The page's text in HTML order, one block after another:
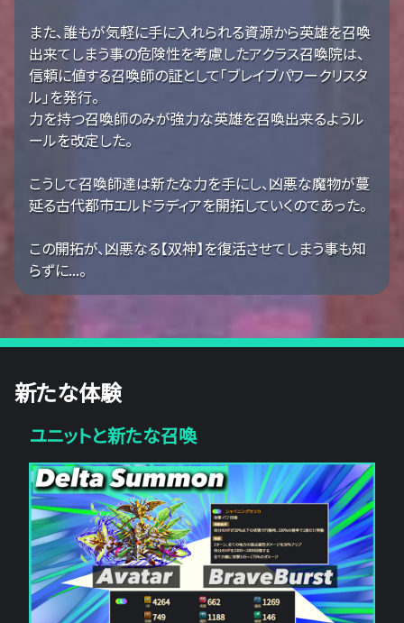
また、誰もが気軽に手に入れられる資源から英雄を召喚
出来てしまう事の危険性を考慮したアクラス召喚院は、
信頼に値する召喚師の証として「ブレイブパワークリスタ
ル」を発行。
力を持つ召喚師のみが強力な英雄を召喚出来るようル
ールを改定した。
こうして召喚師達は新たな力を手にし、凶悪な魔物が蔓
延る古代都市エルドラディアを開拓していくのであった。
この開拓が、凶悪なる【双神】を復活させてしまう事も知
らずに...。
新たな体験
ユニットと新たな召喚